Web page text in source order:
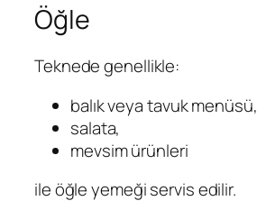
Öğle
Teknede genellikle:
balık veya tavuk menüsü,
salata,
mevsim ürünleri
ile öğle yemeği servis edilir.